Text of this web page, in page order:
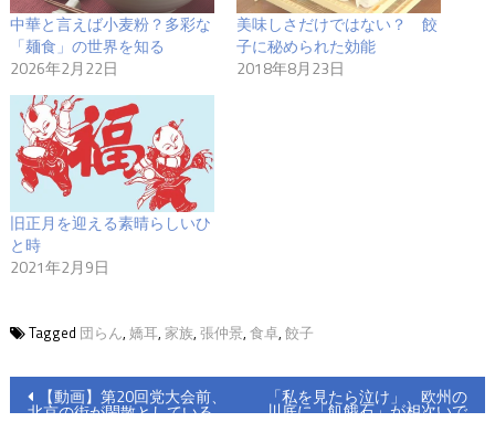
中華と言えば小麦粉？多彩な
「麺食」の世界を知る
2026年2月22日
美味しさだけではない？ 餃
子に秘められた効能
2018年8月23日
旧正月を迎える素晴らしいひ
と時
2021年2月9日
Tagged 団らん, 嬌耳, 家族, 張仲景, 食卓, 餃子
投 【動画】第20回党大会前、
北京の街が閑散としている
「私を見たら泣け」、欧州の
川底に「飢餓石」が相次いで